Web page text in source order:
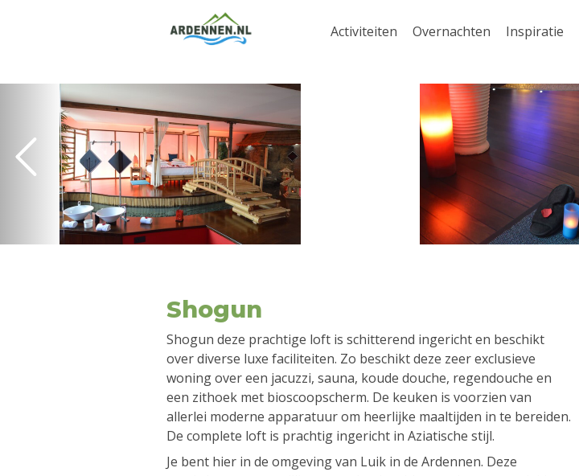
Activiteiten Overnachten Inspiratie
Shogun
Shogun deze prachtige loft is schitterend ingericht en beschikt
over diverse luxe faciliteiten. Zo beschikt deze zeer exclusieve
woning over een jacuzzi, sauna, koude douche, regendouche en
een zithoek met bioscoopscherm. De keuken is voorzien van
allerlei moderne apparatuur om heerlijke maaltijden in te bereiden.
De complete loft is prachtig ingericht in Aziatische stijl.
Je bent hier in de omgeving van Luik in de Ardennen. Deze